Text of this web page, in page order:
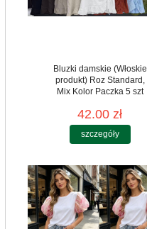
Bluzki damskie (Włoskie
produkt) Roz Standard,
Mix Kolor Paczka 5 szt
42.00 zł
szczegóły